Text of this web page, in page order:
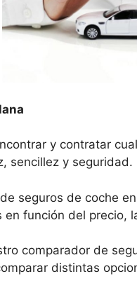
y contratar
sencillez y seguridad.
seguros de coche
en función del precio,
comparador de
distintas